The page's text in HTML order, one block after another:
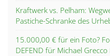
Kraftwerk vs. Pelham:
Pastiche-Schranke des
15.000,00 € für ein Foto?
DEFEND für Michael